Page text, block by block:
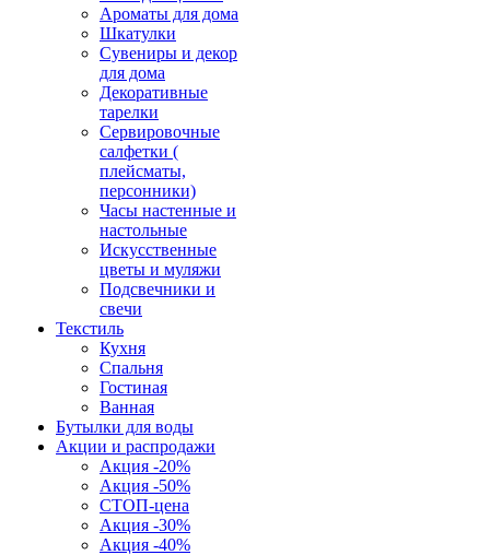
Ароматы для дома
Шкатулки
Сувениры и декор
для дома
Декоративные
тарелки
Сервировочные
салфетки (
плейсматы,
персонники)
Часы настенные и
настольные
Искусственные
цветы и муляжи
Подсвечники и
свечи
Текстиль
Кухня
Спальня
Гостиная
Ванная
Бутылки для воды
Акции и распродажи
Акция -20%
Акция -50%
СТОП-цена
Акция -30%
Акция -40%